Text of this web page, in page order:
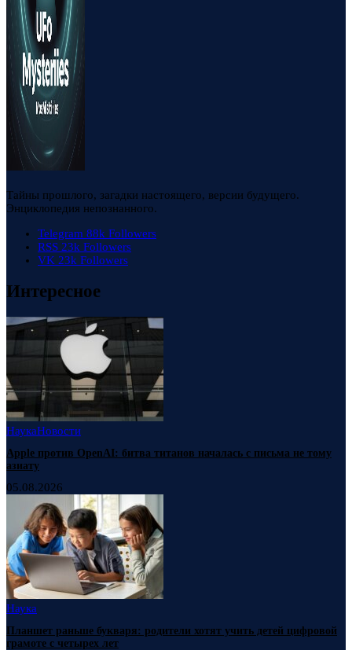
Тайны прошлого, загадки настоящего, версии будущего.
Энциклопедия непознанного.
Telegram 88k Followers
RSS 23k Followers
VK 23k Followers
Интересное
НаукаНовости
Apple против OpenAI: битва титанов началась с письма не тому
азиату
05.08.2026
Наука
Планшет раньше букваря: родители хотят учить детей цифровой
грамоте с четырех лет